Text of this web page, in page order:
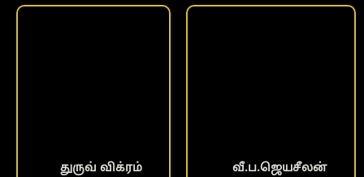
துருவ் விக்ரம்
வீ.ப.ஜெயசீலன்